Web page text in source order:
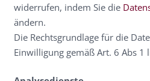
widerrufen, indem Sie die
ändern.
Die Rechtsgrundlage für die
Einwilligung gemäß Art. 6 Abs 1